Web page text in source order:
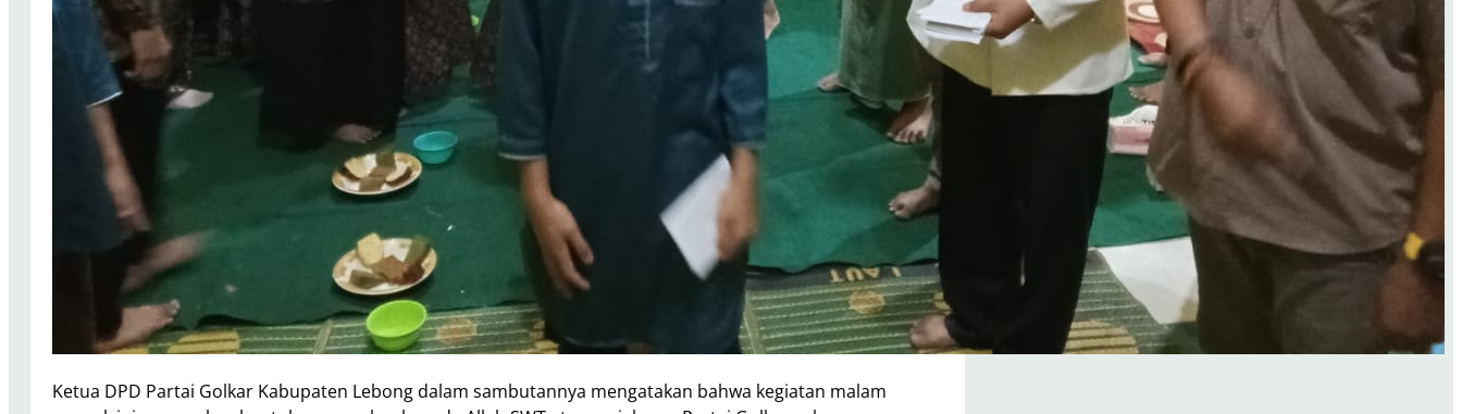
Ketua DPD Partai Golkar Kabupaten Lebong dalam sambutannya mengatakan bahwa kegiatan malam